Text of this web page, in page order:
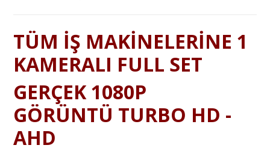
TÜM İŞ MAKİNELERİNE 1
KAMERALI FULL SET
GERÇEK 1080P
GÖRÜNTÜ TURBO HD -
AHD